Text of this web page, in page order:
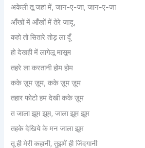
अकेली तू जहां में, जान-ए-जा, जान-ए-जा
आँखों में आँखों में तेरे जादू,
कहो तो सितारे तोड़ ला दूँ
हो देखही में लागेलू मासूम
तहरे ला करतानी होम होम
कके ज़ूम ज़ूम, कके ज़ूम ज़ूम
तहार फोटो हम देखी कके ज़ूम
त जाला झूम झूम, जाला झूम झूम
तहके देखिये के मन जाला झूम
तू ही मेरी कहानी, तुझमें ही जिंदगानी